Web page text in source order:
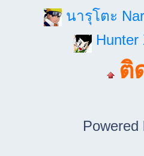
นารุโตะ
Hunter
ติ
Powered